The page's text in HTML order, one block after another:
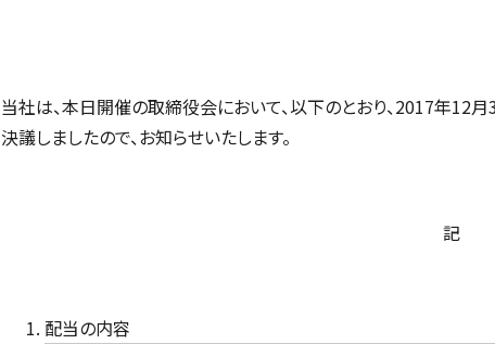
当社は、本日開催の取締役会において、以下のとおり、2017年12
決議しましたので、お知らせいたします。
記
配当の内容